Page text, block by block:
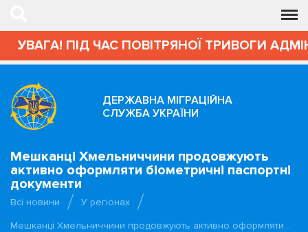
УВАГА! ПІД ЧАС ПОВІТРЯНОЇ ТРИВОГИ
ДЕРЖАВНА МІГРАЦІЙНА
СЛУЖБА УКРАЇНИ
Мешканці Хмельниччини продовжують
активно оформляти біометричні паспортні
документи
Всі новини
У регіонах
Мешканці Хмельниччини продовжують активно оформляти…